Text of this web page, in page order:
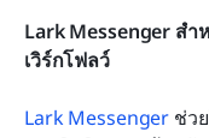
Lark Messenger ส
เวิร์กโฟลว์
Lark Messenger ช่ว